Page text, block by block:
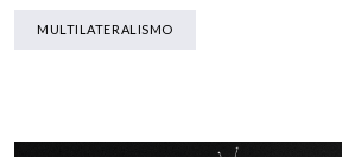
MULTILATERALISMO